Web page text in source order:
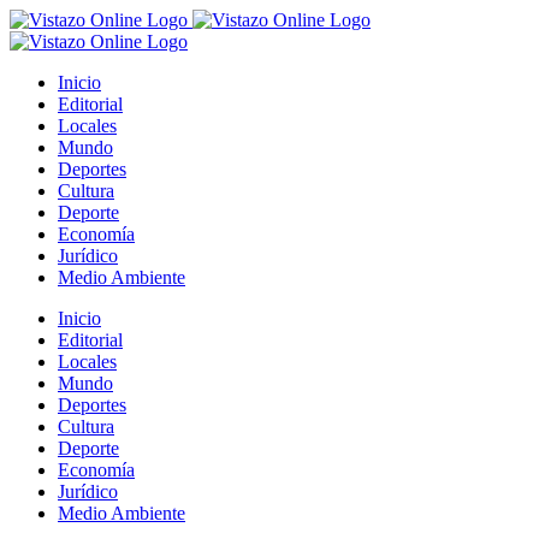
Saltar
al
Inicio
Editorial
Locales
Mundo
Deportes
Cultura
Deporte
Economía
Jurídico
Medio Ambiente
Inicio
Editorial
Locales
Mundo
Deportes
Cultura
Deporte
Economía
Jurídico
Medio Ambiente